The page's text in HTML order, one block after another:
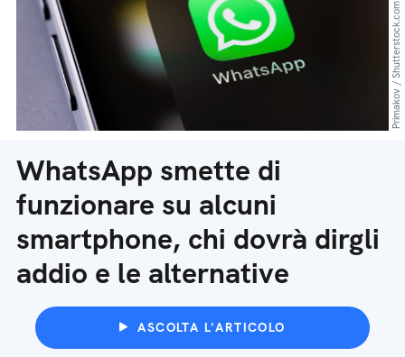
WhatsApp smette di
funzionare su alcuni
smartphone, chi dovrà dirgli
addio e le alternative
ASCOLTA L'ARTICOLO
Primakov / Shutterstock.com